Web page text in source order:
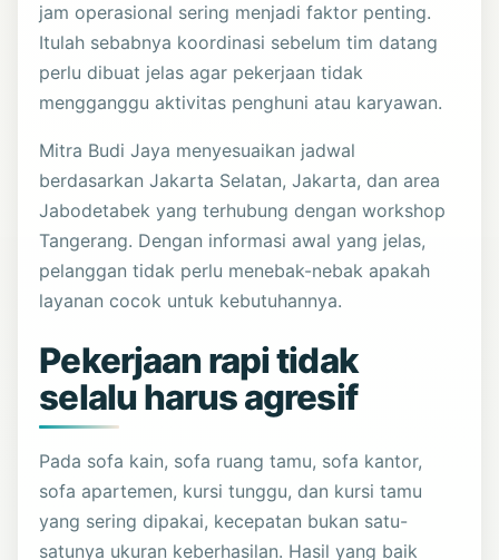
jam operasional sering menjadi faktor penting.
Itulah sebabnya koordinasi sebelum tim datang
perlu dibuat jelas agar pekerjaan tidak
mengganggu aktivitas penghuni atau karyawan.
Mitra Budi Jaya menyesuaikan jadwal
berdasarkan Jakarta Selatan, Jakarta, dan area
Jabodetabek yang terhubung dengan workshop
Tangerang. Dengan informasi awal yang jelas,
pelanggan tidak perlu menebak-nebak apakah
layanan cocok untuk kebutuhannya.
Pekerjaan rapi tidak
selalu harus agresif
Pada sofa kain, sofa ruang tamu, sofa kantor,
sofa apartemen, kursi tunggu, dan kursi tamu
yang sering dipakai, kecepatan bukan satu-
satunya ukuran keberhasilan. Hasil yang baik